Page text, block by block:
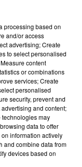
les routes
de l'été,
les retours.
processing based on
and/or access
advertising; Create
to select personalised
content
or combinations
services; Create
personalised
security, prevent and
and content;
technologies may
data to offer
information actively
and combine data from
devices based on